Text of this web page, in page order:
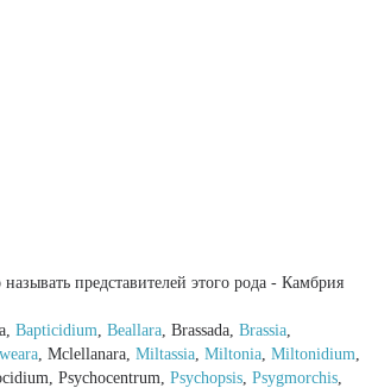
представителей этого рода - Камбрия
Bapticidium, Beallara, Brassada, Brassia,
, Mclellanara, Miltassia, Miltonia, Miltonidium,
Psychocentrum, Psychopsis, Psygmorchis,